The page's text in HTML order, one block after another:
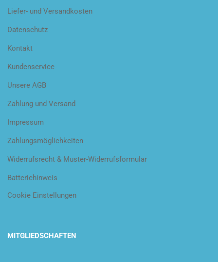
Liefer- und Versandkosten
Datenschutz
Kontakt
Kundenservice
Unsere AGB
Zahlung und Versand
Impressum
Zahlungsmöglichkeiten
Widerrufsrecht & Muster-Widerrufsformular
Batteriehinweis
Cookie Einstellungen
MITGLIEDSCHAFTEN